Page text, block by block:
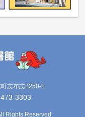
志布志2250-1
3303
Rights Reserved.